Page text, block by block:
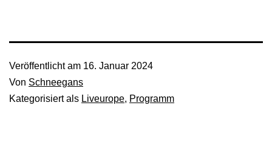
Veröffentlicht am 16. Januar 2024
Von Schneegans
Kategorisiert als Liveurope, Programm